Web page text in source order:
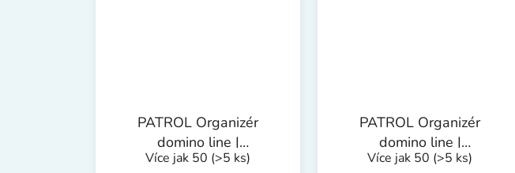
PATROL Organizér
domino line |
325x260x65 mm
Více jak 50 (>5 ks)
PATROL Organizér
domino line |
364x268x66 mm
Více jak 50 (>5 ks)